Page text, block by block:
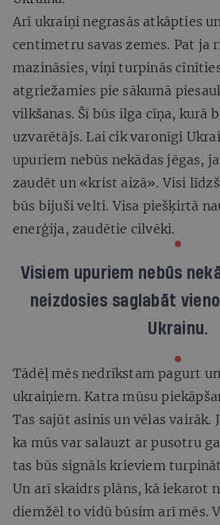
Arī ukraiņi negrasās atkāpties
centimetru savas zemes. Pat ja
mazināsies, viņi turpinās
atgriežamies pie sākumā
vilkšanas. Šī būs ilga cīņa, kurā
uzvarētājs. Lai cik varonīgi
upuriem nebūs nekādas jēgas,
zaudēt un «krist aizā». Visi
būs bijuši velti. Visa piešķirtā
enerģija, zaudētie cilvēki.
Visiem upuriem nebūs
neizdosies saglabāt
Ukrainu.
Tādēļ mēs nedrīkstam pagurt
ukraiņiem. Katra mūsu
Tas sajūt asinis un vēlas vairāk.
ka mūs var salauzt ar pusotru
tas būs signāls krieviem
Un arī skaidrs plāns, kā iekarot
diemžēl to vidū būsim arī mēs.